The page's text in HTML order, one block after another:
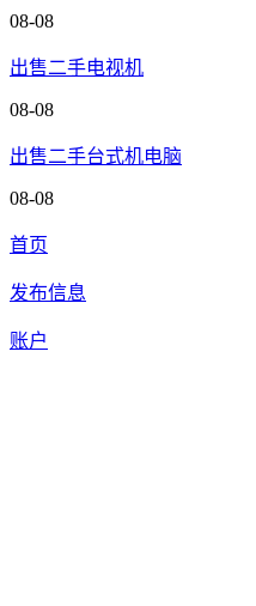
08-08
出售二手电视机
08-08
出售二手台式机电脑
08-08
首页
发布信息
账户